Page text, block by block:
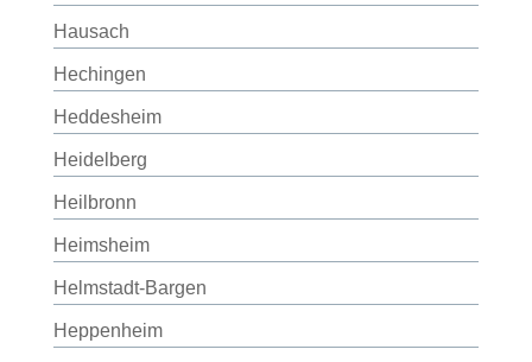
Hausach
Hechingen
Heddesheim
Heidelberg
Heilbronn
Heimsheim
Helmstadt-Bargen
Heppenheim